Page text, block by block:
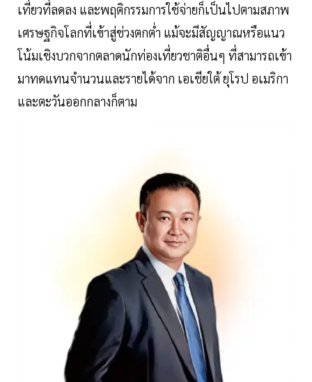
เที่ยวที่ลดลง และพฤติกรรมการใช้จ่ายก็เป็นไปตามสภาพ
เศรษฐกิจโลกที่เข้าสู่ช่วงตกต่ำ แม้จะมีสัญญาณหรือแนว
โน้มเชิงบวกจากตลาดนักท่องเที่ยวชาติอื่นๆ ที่สามารถเข้า
มาทดแทนจำนวนและรายได้จาก เอเชียใต้ ยุโรป อเมริกา
และตะวันออกกลางก็ตาม